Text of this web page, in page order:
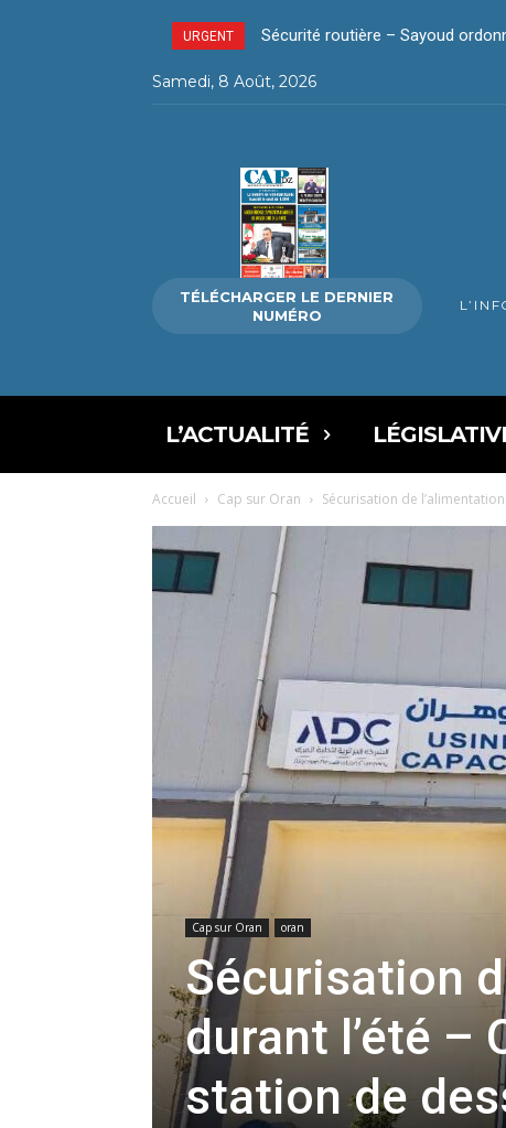
URGENT Sécurité routière – Sayoud
La révolution silencieuse du
Samedi, 8 Août, 2026
TÉLÉCHARGER LE DERNIER
NUMÉRO
L’ACTUALITÉ
Accueil Cap sur Oran Sécurisation de
Cap sur Oran oran
Sécurisation
durant l’été –
station de